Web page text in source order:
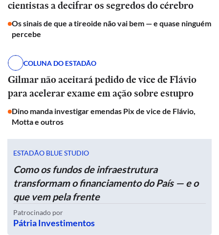
cientistas a decifrar os segredos do cérebro
Os sinais de que a tireoide não vai bem — e quase ninguém
percebe
COLUNA DO ESTADÃO
Gilmar não aceitará pedido de vice de Flávio
para acelerar exame em ação sobre estupro
Dino manda investigar emendas Pix de vice de Flávio,
Motta e outros
ESTADÃO BLUE STUDIO
Como os fundos de infraestrutura
transformam o financiamento do País — e o
que vem pela frente
Patrocinado por
Pátria Investimentos